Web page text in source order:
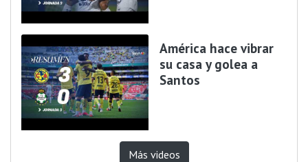
América hace vibrar
su casa y golea a
Santos
Más videos